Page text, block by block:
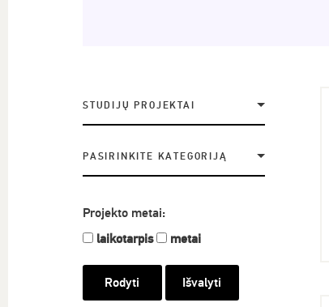
STUDIJŲ PROJEKTAI
PASIRINKITE KATEGORIJĄ
Projekto metai:
laikotarpis
metai
Išvalyti